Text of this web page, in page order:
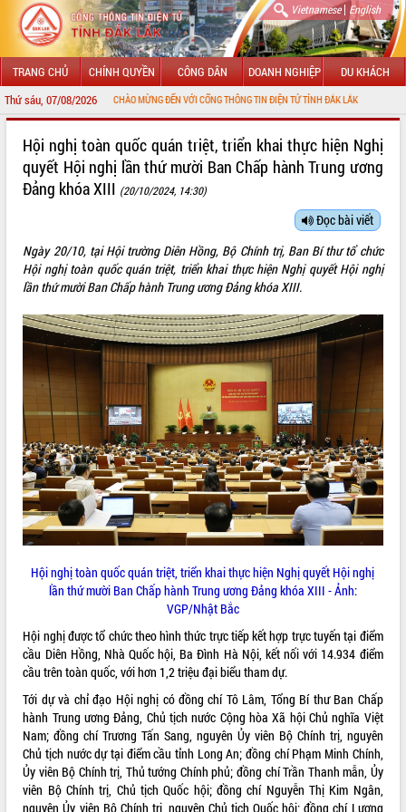
Vietnamese| English
TRANG CHỦ CHÍNH QUYỀN CÔNG DÂN DOANH NGHIỆP DU KHÁCH
Thứ sáu, 07/08/2026
CHÀO MỪNG ĐẾN VỚI CỔNG THÔNG TIN ĐIỆN TỬ TỈNH ĐẮK LẮK
LÃNH ĐẠO UBND TỈNH
SỞ, BAN, NGÀNH
UBND CÁC XÃ, PHƯỜNG
THÔNG TIN CHỈ ĐẠO ĐIỀU HÀNH
HỆ THỐNG VĂN BẢN
VĂN BẢN HĐND TỈNH
ĐIỂM TIN VĂN BẢN
QUY HOẠCH - KẾ HOẠCH
Hội nghị toàn quốc quán triệt, triển khai thực hiện Nghị
quyết Hội nghị lần thứ mười Ban Chấp hành Trung ương
Đảng khóa XIII (20/10/2024, 14:30)
Đọc bài viết
Ngày 20/10, tại Hội trường Diên Hồng, Bộ Chính trị, Ban Bí thư tổ chức
Hội nghị toàn quốc quán triệt, triển khai thực hiện Nghị quyết Hội nghị
lần thứ mười Ban Chấp hành Trung ương Đảng khóa XIII.
Hội nghị toàn quốc quán triệt, triển khai thực hiện Nghị quyết Hội nghị
lần thứ mười Ban Chấp hành Trung ương Đảng khóa XIII - Ảnh:
VGP/Nhật Bắc
Hội nghị được tổ chức theo hình thức trực tiếp kết hợp trực tuyến tại điểm
cầu Diên Hồng, Nhà Quốc hội, Ba Đình Hà Nội, kết nối với 14.934 điểm
cầu trên toàn quốc, với hơn 1,2 triệu đại biểu tham dự.
Tới dự và chỉ đạo Hội nghị có đồng chí Tô Lâm, Tổng Bí thư Ban Chấp
hành Trung ương Đảng, Chủ tịch nước Cộng hòa Xã hội Chủ nghĩa Việt
Nam; đồng chí Trương Tấn Sang, nguyên Ủy viên Bộ Chính trị, nguyên
Chủ tịch nước dự tại điểm cầu tỉnh Long An; đồng chí Phạm Minh Chính,
Ủy viên Bộ Chính trị, Thủ tướng Chính phủ; đồng chí Trần Thanh mẫn, Ủy
viên Bộ Chính trị, Chủ tịch Quốc hội; đồng chí Nguyễn Thị Kim Ngân,
nguyên Ủy viên Bộ Chính trị, nguyên Chủ tịch Quốc hội; đồng chí Lương